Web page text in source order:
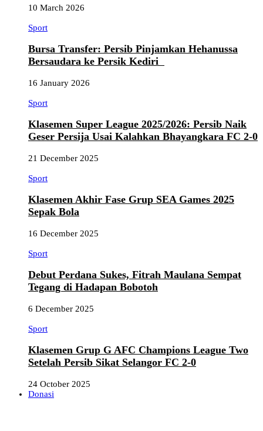
10 March 2026
Sport
Bursa Transfer: Persib Pinjamkan Hehanussa
Bersaudara ke Persik Kediri
16 January 2026
Sport
Klasemen Super League 2025/2026: Persib Naik
Geser Persija Usai Kalahkan Bhayangkara FC 2-0
21 December 2025
Sport
Klasemen Akhir Fase Grup SEA Games 2025
Sepak Bola
16 December 2025
Sport
Debut Perdana Sukes, Fitrah Maulana Sempat
Tegang di Hadapan Bobotoh
6 December 2025
Sport
Klasemen Grup G AFC Champions League Two
Setelah Persib Sikat Selangor FC 2-0
24 October 2025
Donasi